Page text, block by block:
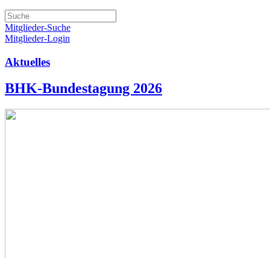
Mitglieder-Suche
Mitglieder-Login
Aktuelles
BHK-Bundestagung 2026